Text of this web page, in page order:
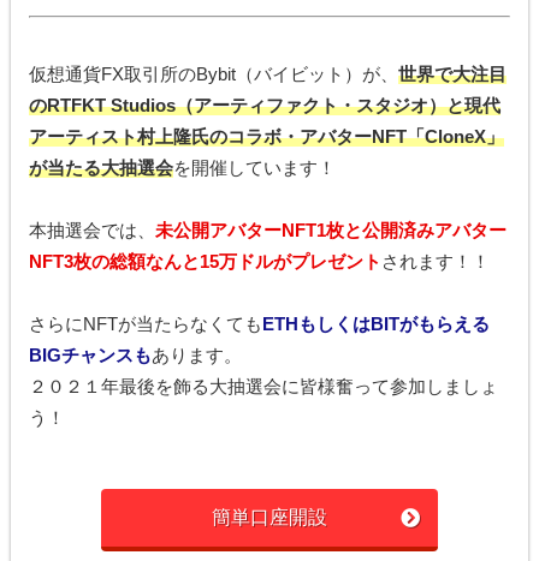
仮想通貨FX取引所のBybit（バイビット）が、 世界で大注目
のRTFKT Studios（アーティファクト・スタジオ）と現代
アーティスト村上隆氏のコラボ・アバターNFT「CloneX」
が当たる大抽選会を開催しています！
本抽選会では、 未公開アバターNFT1枚と公開済みアバター
NFT3枚の総額なんと15万ドルがプレゼント されます！！
さらにNFTが当たらなくてもETHもしくはBITがもらえる
BIGチャンスもあります。
２０２１年最後を飾る大抽選会に皆様奮って参加しましょ
う！
簡単口座開設